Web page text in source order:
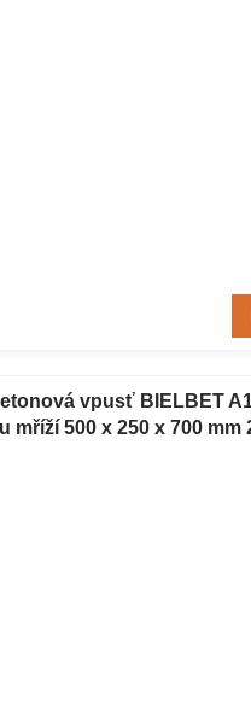
vpusť BIELBET
mříží 500 x 250 x 700 mm